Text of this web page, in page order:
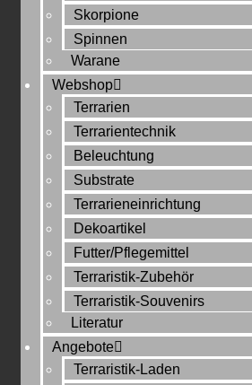
Skorpione
Spinnen
Warane
Webshop
Terrarien
Terrarientechnik
Beleuchtung
Substrate
Terrarieneinrichtung
Dekoartikel
Futter/Pflegemittel
Terraristik-Zubehör
Terraristik-Souvenirs
Literatur
Angebote
Terraristik-Laden